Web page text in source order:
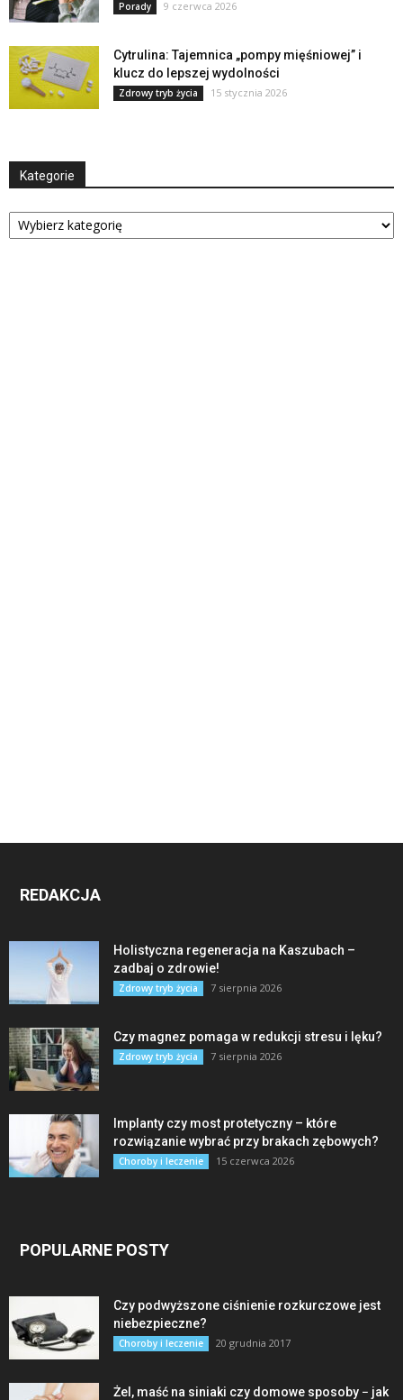
Porady 9 czerwca 2026
Cytrulina: Tajemnica „pompy mięśniowej” i
klucz do lepszej wydolności
Zdrowy tryb życia 15 stycznia 2026
Kategorie
Kategorie
REDAKCJA
Holistyczna regeneracja na Kaszubach –
zadbaj o zdrowie!
Zdrowy tryb życia 7 sierpnia 2026
Czy magnez pomaga w redukcji stresu i lęku?
Zdrowy tryb życia 7 sierpnia 2026
Implanty czy most protetyczny – które
rozwiązanie wybrać przy brakach zębowych?
Choroby i leczenie 15 czerwca 2026
POPULARNE POSTY
Czy podwyższone ciśnienie rozkurczowe jest
niebezpieczne?
Choroby i leczenie 20 grudnia 2017
Żel, maść na siniaki czy domowe sposoby − jak